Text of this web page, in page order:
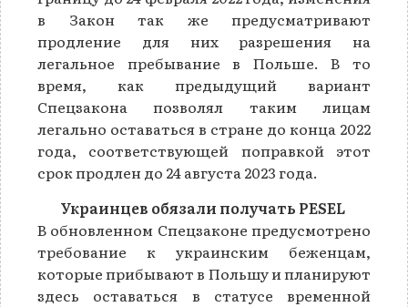
в Закон так же предусматривают
продление для них разрешения на
легальное пребывание в Польше. В то
время, как предыдущий вариант
Спецзакона позволял таким лицам
легально оставаться в стране до конца 2022
года, соответствующей поправкой этот
срок продлен до 24 августа 2023 года.
Украинцев обязали получать PESEL
В обновленном Спецзаконе предусмотрено
требование к украинским беженцам,
которые прибывают в Польшу и планируют
здесь оставаться в статусе временной